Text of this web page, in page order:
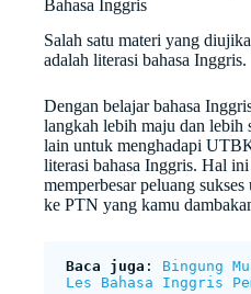
Bahasa Inggris
Salah satu materi yang
adalah literasi bahasa Inggris.
Dengan belajar bahasa
langkah lebih maju dan lebih
lain untuk menghadapi
literasi bahasa Inggris. Hal
memperbesar peluang
ke PTN yang kamu
Baca juga : Bingung
Les Bahasa Inggris